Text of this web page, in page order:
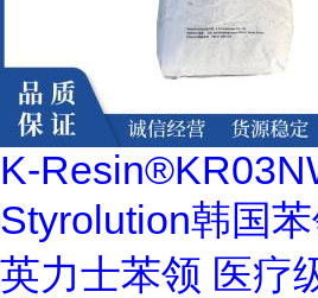
K-
Styrolution韩国
英力士苯领 医疗